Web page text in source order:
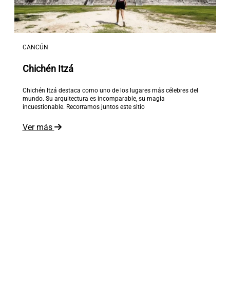
CANCÚN
Chichén Itzá
Chichén Itzá destaca como uno de los lugares más célebres del
mundo. Su arquitectura es incomparable, su magia
incuestionable. Recorramos juntos este sitio
Ver más